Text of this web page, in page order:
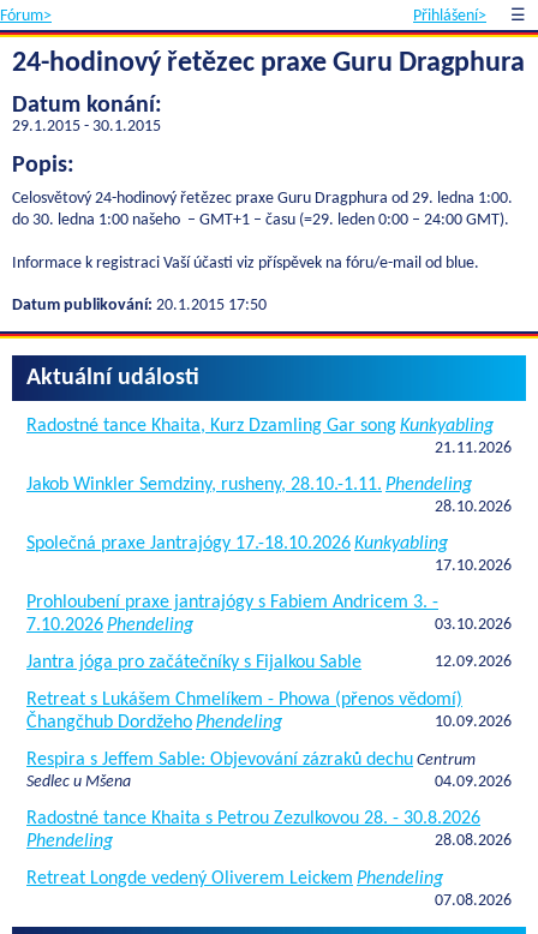
Fórum> Přihlášení> ☰
24-hodinový řetězec praxe Guru Dragphura
Datum konání:
29.1.2015 - 30.1.2015
Popis:
Celosvětový 24-hodinový řetězec praxe Guru Dragphura od 29. ledna 1:00.
do 30. ledna 1:00 našeho – GMT+1 – času (=29. leden 0:00 – 24:00 GMT).
Informace k registraci Vaší účasti viz příspěvek na fóru/e-mail od blue.
Datum publikování: 20.1.2015 17:50
Aktuální události
Radostné tance Khaita, Kurz Dzamling Gar songKunkyabling
21.11.2026
Jakob Winkler Semdziny, rusheny, 28.10.-1.11. Phendeling
28.10.2026
Společná praxe Jantrajógy 17.-18.10.2026Kunkyabling
17.10.2026
Prohloubení praxe jantrajógy s Fabiem Andricem 3. -
7.10.2026Phendeling 03.10.2026
Jantra jóga pro začátečníky s Fijalkou Sable 12.09.2026
Retreat s Lukášem Chmelíkem - Phowa (přenos vědomí)
Čhangčhub DordžehoPhendeling 10.09.2026
Respira s Jeffem Sable: Objevování zázraků dechu Centrum
Sedlec u Mšena
04.09.2026
Radostné tance Khaita s Petrou Zezulkovou 28. - 30.8.2026
Phendeling
28.08.2026
Retreat Longde vedený Oliverem Leickem Phendeling
07.08.2026